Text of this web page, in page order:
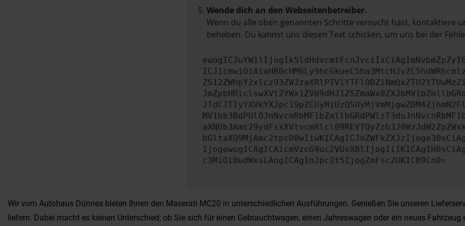
Wende dich an den Webseitenbetreiber.
Wenn du alle oben genannten Schritte versucht hast, kontaktiere
beheben. Du kannst uns diesen Text schicken, um uns bei der
c3MiOiBudWxsLAogICAgInJpc2t5IjogZmFsc2UKICB9Cn0=
Wir vom Autohaus Dünnes bieten Ihnen den Maserati MC20 in unterschiedlichen Ausführungen. Genießen Sie unseren
liefern. Dabei macht es keinen Unterschied, ob Sie sich für einen Gebrauchtwagen, einen Jahreswagen oder ein neues